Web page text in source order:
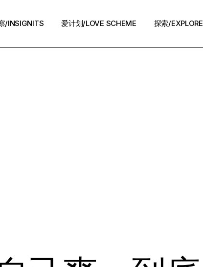
/INSIGNITS 爱计划/LOVE SCHEME 探索/EXPLORE